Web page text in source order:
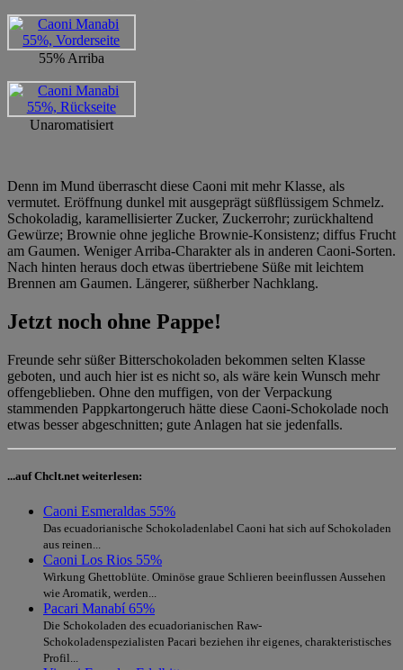
55% Arriba
Unaromatisiert
Denn im Mund überrascht diese Caoni mit mehr Klasse, als
vermutet. Eröffnung dunkel mit ausgeprägt süßflüssigem Schmelz.
Schokoladig, karamellisierter Zucker, Zuckerrohr; zurückhaltend
Gewürze; Brownie ohne jegliche Brownie-Konsistenz; diffus Frucht
am Gaumen. Weniger Arriba-Charakter als in anderen Caoni-Sorten.
Nach hinten heraus doch etwas übertriebene Süße mit leichtem
Brennen am Gaumen. Längerer, süßherber Nachklang.
Jetzt noch ohne Pappe!
Freunde sehr süßer Bitterschokoladen bekommen selten Klasse
geboten, und auch hier ist es nicht so, als wäre kein Wunsch mehr
offengeblieben. Ohne den muffigen, von der Verpackung
stammenden Pappkartongeruch hätte diese Caoni-Schokolade noch
etwas besser abgeschnitten; gute Anlagen hat sie jedenfalls.
...auf Chclt.net weiterlesen:
Caoni Esmeraldas 55%
Das ecuadorianische Schokoladenlabel Caoni hat sich auf Schokoladen
aus reinen...
Caoni Los Rios 55%
Wirkung Ghettoblüte. Ominöse graue Schlieren beeinflussen Aussehen
wie Aromatik, werden...
Pacari Manabí 65%
Die Schokoladen des ecuadorianischen Raw-
Schokoladenspezialisten Pacari beziehen ihr eigenes, charakteristisches
Profil...